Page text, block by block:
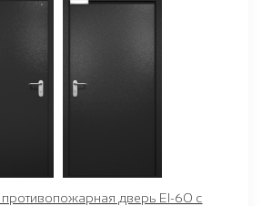
дверь EI-60 с